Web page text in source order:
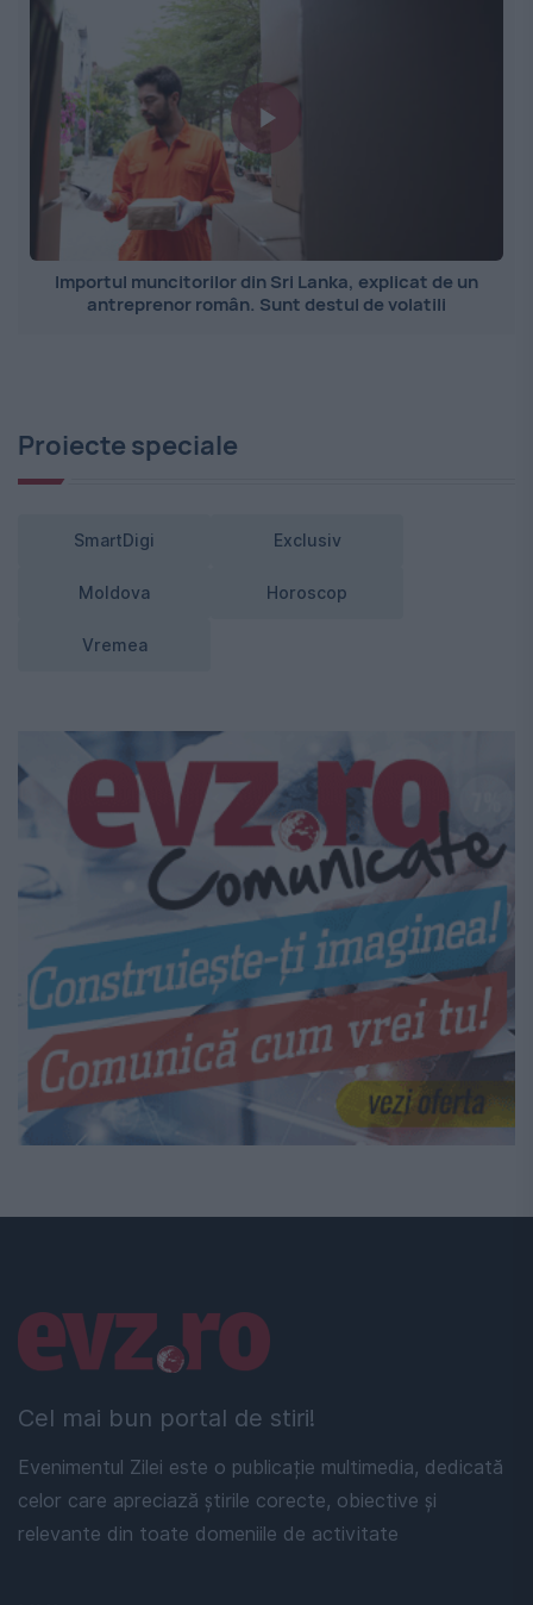
Importul muncitorilor din Sri Lanka, explicat de un
antreprenor român. Sunt destul de volatili
Proiecte speciale
SmartDigi Exclusiv
Moldova Horoscop
Vremea
Cel mai bun portal de stiri!
Evenimentul Zilei este o publicație multimedia, dedicată
celor care apreciază știrile corecte, obiective și
relevante din toate domeniile de activitate
Linkuri utile